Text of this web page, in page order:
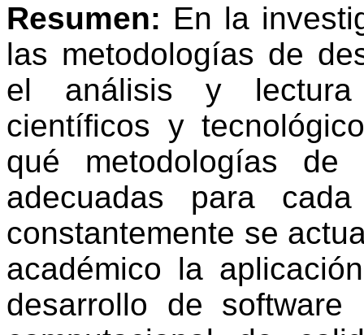
Resumen: En la
las metodologías de
el análisis y lectura
científicos y
qué metodologías de
adecuadas para
constantemente se
académico la
desarrollo de software